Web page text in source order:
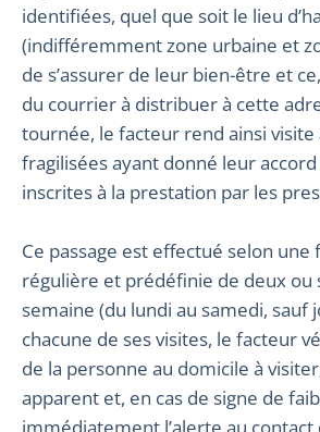
identifiées, quel que soit le lieu
(indifféremment zone urbaine et
de s’assurer de leur bien-être et
du courrier à distribuer à cette
tournée, le facteur rend ainsi
fragilisées ayant donné leur
inscrites à la prestation par les
Ce passage est effectué selon une
régulière et prédéfinie de deux ou
semaine (du lundi au samedi, sauf
chacune de ses visites, le facteur
de la personne au domicile à
apparent et, en cas de signe de
immédiatement l’alerte au contact